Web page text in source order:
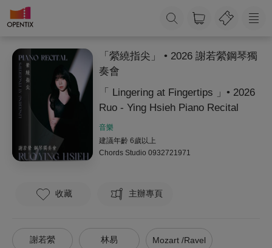
「縈繞指尖」 • 2026 謝若縈鋼琴獨
奏會
「 Lingering at Fingertips 」• 2026
Ruo - Ying Hsieh Piano Recital
音樂
建議年齡 6歲以上
Chords Studio 0932721971
收藏 主辦專頁
謝若縈 林易 Mozart /Ravel